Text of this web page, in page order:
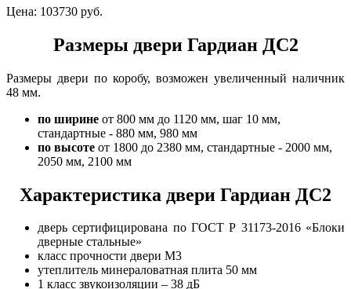
Цена: 103730 руб.
Размеры двери Гардиан ДС2
Размеры двери по коробу, возможен увеличенный наличник
48 мм.
по ширине от 800 мм до 1120 мм, шаг 10 мм,
стандартные - 880 мм, 980 мм
по высоте от 1800 до 2380 мм, стандартные - 2000 мм,
2050 мм, 2100 мм
Характеристика двери Гардиан ДС2
дверь сертифицирована по ГОСТ Р 31173-2016 «Блоки
дверные стальные»
класс прочности двери М3
утеплитель минераловатная плита 50 мм
1 класс звукоизоляции – 38 дБ